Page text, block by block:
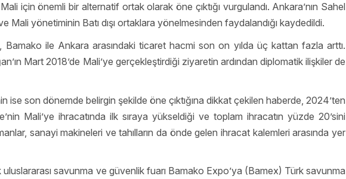
için önemli bir alternatif ortak olarak öne çıktığı vurgulandı. Ankara’nın Sahel
yönetiminin Batı dışı ortaklara yönelmesinden faydalandığı kaydedildi.
Bamako ile Ankara arasındaki ticaret hacmi son on yılda üç kattan fazla arttı.
Mart 2018’de Mali’ye gerçekleştirdiği ziyaretin ardından diplomatik ilişkiler de
ise son dönemde belirgin şekilde öne çıktığına dikkat çekilen haberde, 2024’ten
Mali’ye ihracatında ilk sıraya yükseldiği ve toplam ihracatın yüzde 20’sini
sanayi makineleri ve tahılların da önde gelen ihracat kalemleri arasında yer
uluslararası savunma ve güvenlik fuarı Bamako Expo’ya (Bamex) Türk savunma